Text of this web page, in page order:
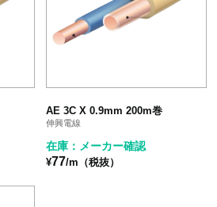
AE 3C X 0.9mm 200m巻
伸興電線
在庫：メーカー確認
¥77/m（税抜）